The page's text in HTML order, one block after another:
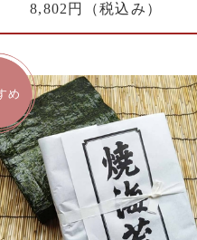
8,802円 （税込み）